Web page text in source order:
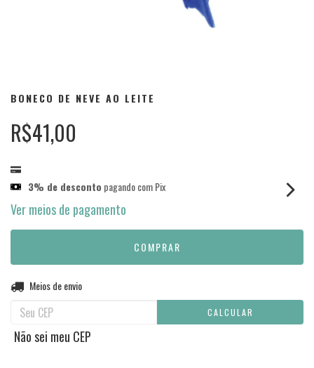
BONECO DE NEVE AO LEITE
R$41,00
3% de desconto pagando com Pix
Ver meios de pagamento
Entregas para o CEP:
Meios de envio
CALCULAR
Não sei meu CEP